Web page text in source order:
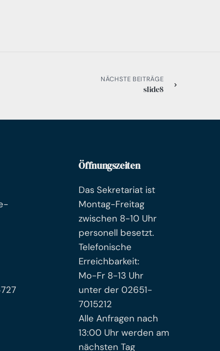
NÄCHSTE BEITRÄGE
slide8
Öffnungszeiten
Das Sekretariat ist
Montag-Freitag
zwischen 8-10 Uhr
personell besetzt.
Telefonische
Erreichbarkeit:
Mo-Fr 8-13 Uhr
unter der 02651-
7015212
Alle Anfragen nach
13:00 Uhr werden am
nächsten Tag